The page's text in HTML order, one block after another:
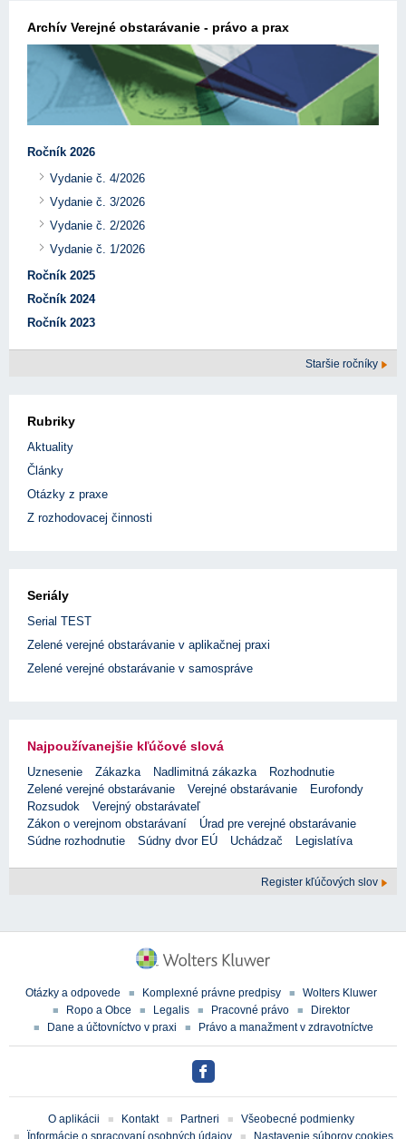
Archív Verejné obstarávanie - právo a prax
Ročník 2026
Vydanie č. 4/2026
Vydanie č. 3/2026
Vydanie č. 2/2026
Vydanie č. 1/2026
Ročník 2025
Ročník 2024
Ročník 2023
Staršie ročníky
Rubriky
Aktuality
Články
Otázky z praxe
Z rozhodovacej činnosti
Seriály
Serial TEST
Zelené verejné obstarávanie v aplikačnej praxi
Zelené verejné obstarávanie v samospráve
Najpoužívanejšie kľúčové slová
Uznesenie Zákazka Nadlimitná zákazka
Rozhodnutie
Zelené verejné obstarávanie
Verejné obstarávanie
Eurofondy
Rozsudok
Verejný obstarávateľ
Zákon o verejnom obstarávaní
Úrad pre verejné obstarávanie
Súdne rozhodnutie
Súdny dvor EÚ Uchádzač Legislatíva
Register kľúčových slov
Otázky a odpovede Komplexné právne predpisy
Wolters Kluwer
Ropo a Obce
Legalis Pracovné právo
Direktor
Dane a účtovníctvo v praxi
Právo a manažment v zdravotníctve
O aplikácii Kontakt Partneri
Všeobecné podmienky